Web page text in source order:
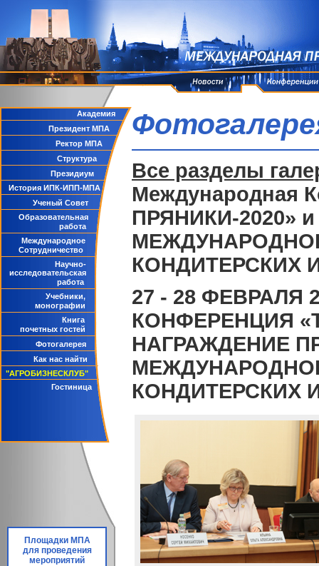
Академия
Президент МПА
Ректор МПА
Структура
Президиум
История ИПК-ИПП-МПА
Ученый Совет
Образовательная
работа
Международное
Сотрудничество
Научно-
исследовательская
работа
Учебники,
монографии
Книга
почетных гостей
Фотогалерея
Как нас найти
"АГРОБИЗНЕСКЛУБ"
Гостиница
Площадки МПА
для проведения
мероприятий
Все разделы
Международная
ПРЯНИКИ-2020» и
КОНДИТЕРСКИХ
27 - 28 ФЕВРАЛЯ
КОНФЕРЕНЦИЯ
НАГРАЖДЕНИЕ
КОНДИТЕРСКИХ